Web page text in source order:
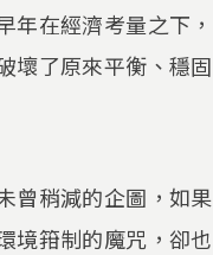
在經濟考量之下，
壞了原來平衡、穩固
曾稍減的企圖，如果
境箝制的魔咒，卻也